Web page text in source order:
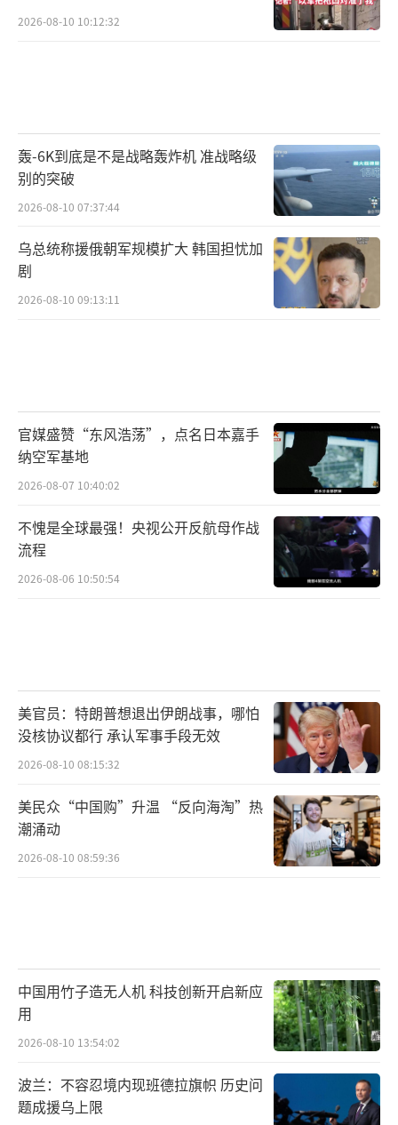
2026-08-10 10:12:32
轰-6K到底是不是战略轰炸机 准战略级
别的突破
2026-08-10 07:37:44
乌总统称援俄朝军规模扩大 韩国担忧加
剧
2026-08-10 09:13:11
官媒盛赞“东风浩荡”，点名日本嘉手
纳空军基地
2026-08-07 10:40:02
不愧是全球最强！央视公开反航母作战
流程
2026-08-06 10:50:54
美官员：特朗普想退出伊朗战事，哪怕
没核协议都行 承认军事手段无效
2026-08-10 08:15:32
美民众“中国购”升温 “反向海淘”热
潮涌动
2026-08-10 08:59:36
中国用竹子造无人机 科技创新开启新应
用
2026-08-10 13:54:02
波兰：不容忍境内现班德拉旗帜 历史问
题成援乌上限